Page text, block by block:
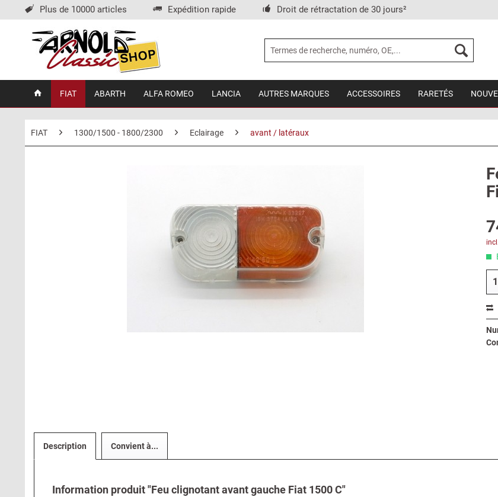
Plus de 10000 articles Expédition rapide Droit de rétractation de 30 jours²
FIAT ABARTH ALFA ROMEO LANCIA AUTRES MARQUES ACCESSOIRES RARETÉS
FIAT 1300/1500 - 1800/2300 Eclairage avant / latéraux
Description Convient à...
Information produit "Feu clignotant avant gauche Fiat 1500 C"